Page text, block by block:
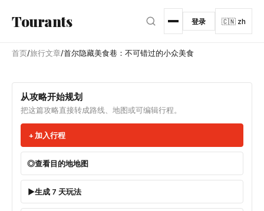
Tourants 登录 🇨🇳 zh
首页/旅行文章/首尔隐藏美食巷：不可错过的小众美食
从攻略开始规划
把这篇攻略直接转成路线、地图或可编辑行程。
加入行程
查看目的地地图
生成 7 天玩法